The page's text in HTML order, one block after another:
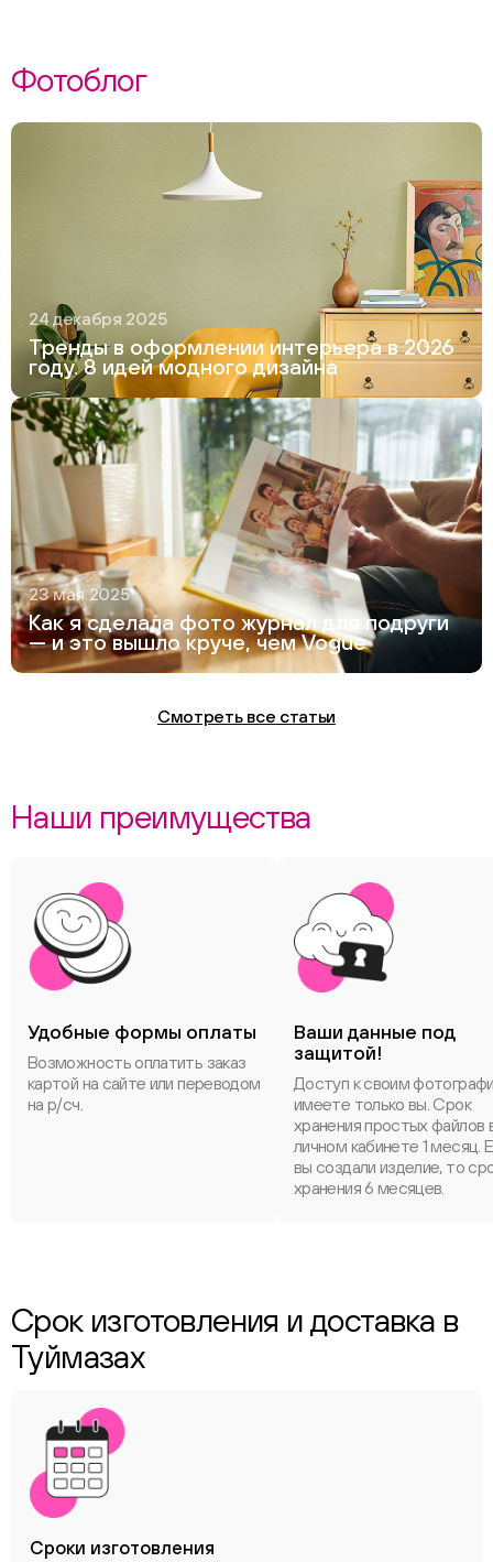
Фотоблог
24 декабря 2025
Тренды в оформлении интерьера в 2026
году. 8 идей модного дизайна
23 мая 2025
Как я сделала фото журнал для подруги
— и это вышло круче, чем Vogue
Смотреть все статьи
Наши преимущества
Удобные формы оплаты
Возможность оплатить заказ
картой на сайте или переводом
на р/сч.
Ваши данные под
защитой!
Доступ к своим
имеете только вы. Срок
хранения простых файлов
личном кабинете 1 месяц.
вы создали изделие, то
хранения 6 месяцев.
Срок изготовления и доставка в
Туймазах
Сроки изготовления